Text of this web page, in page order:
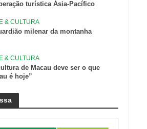
turística Ásia-Pacífico
& CULTURA
milenar da montanha
& CULTURA
de Macau deve ser o que
é hoje”